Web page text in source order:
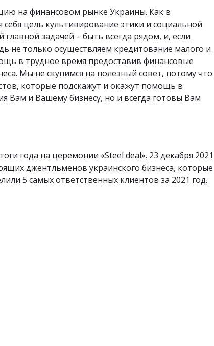
на финансовом рынке Украины. Как в
цель культивирование этики и социальной
задачей – быть всегда рядом, и, если
не только осуществляем кредитование малого и
в трудное время предоставив финансовые
Мы не скупимся на полезный совет, потому что
которые подскажут и окажут помощь в
Вам и Вашему бизнесу, но и всегда готовы Вам
года на церемонии «Steel deal». 23 декабря 2021
джентльменов украинского бизнеса, которые
5 самых ответственных клиентов за 2021 год.